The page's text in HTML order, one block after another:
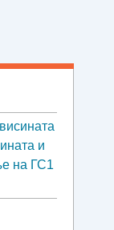
и
на ГС1